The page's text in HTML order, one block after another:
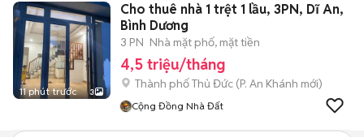
11 phút trước 3
Cho thuê nhà 1 trệt 1 lầu, 3PN, Dĩ An,
Bình Dương
3 PN Nhà mặt phố, mặt tiền
4,5 triệu/tháng
Thành phố Thủ Đức (P. An Khánh mới)
Cộng Đồng Nhà Đất